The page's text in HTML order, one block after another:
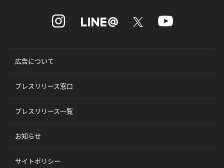
広告について
プレスリリース窓口
プレスリリース一覧
お知らせ
サイトポリシー